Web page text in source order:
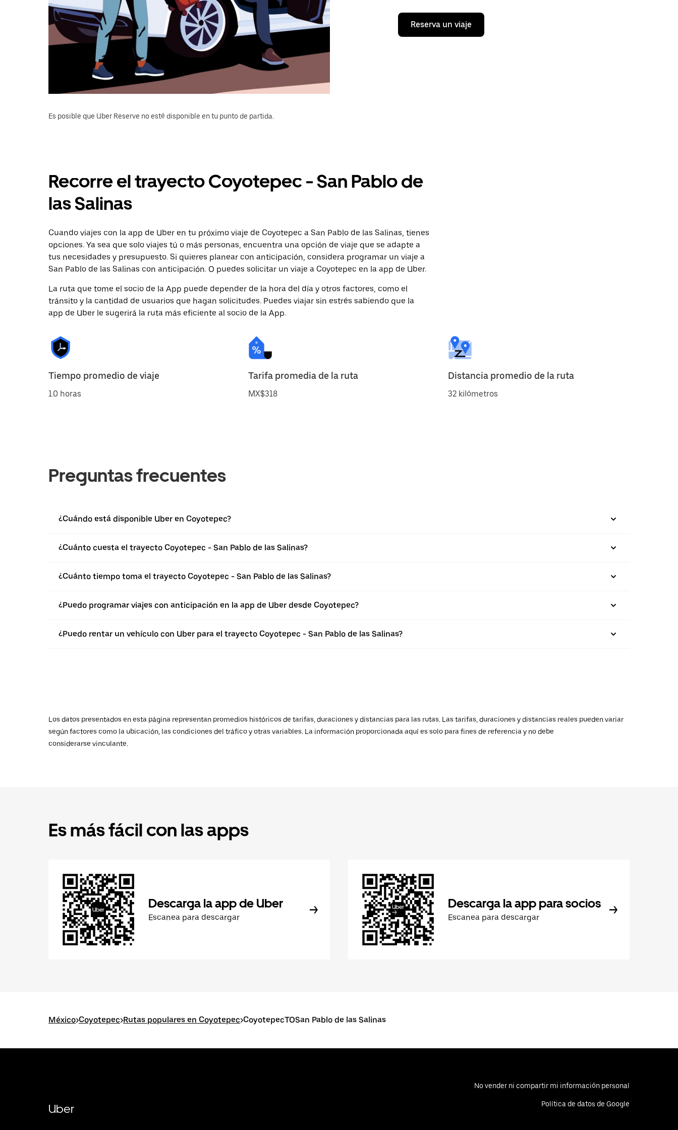
Reserva un viaje
Es posible que Uber Reserve no esté disponible en tu punto de partida.
Recorre el trayecto Coyotepec - San Pablo de
las Salinas
Cuando viajes con la app de Uber en tu próximo viaje de Coyotepec a San Pablo de las Salinas, tienes
opciones. Ya sea que solo viajes tú o más personas, encuentra una opción de viaje que se adapte a
tus necesidades y presupuesto. Si quieres planear con anticipación, considera programar un viaje a
San Pablo de las Salinas con anticipación. O puedes solicitar un viaje a Coyotepec en la app de Uber.
La ruta que tome el socio de la App puede depender de la hora del día y otros factores, como el
tránsito y la cantidad de usuarios que hagan solicitudes. Puedes viajar sin estrés sabiendo que la
app de Uber le sugerirá la ruta más eficiente al socio de la App.
Tiempo promedio de viaje
1.0 horas
Tarifa promedia de la ruta
MX$318
Distancia promedio de la ruta
32 kilómetros
Preguntas frecuentes
¿Cuándo está disponible Uber en Coyotepec?
¿Cuánto cuesta el trayecto Coyotepec - San Pablo de las Salinas?
¿Cuánto tiempo toma el trayecto Coyotepec - San Pablo de las Salinas?
¿Puedo programar viajes con anticipación en la app de Uber desde Coyotepec?
¿Puedo rentar un vehículo con Uber para el trayecto Coyotepec - San Pablo de las Salinas?
Los datos presentados en esta página representan promedios históricos de tarifas, duraciones y distancias para las rutas. Las tarifas, duraciones y distancias reales pueden variar
según factores como la ubicación, las condiciones del tráfico y otras variables. La información proporcionada aquí es solo para fines de referencia y no debe
considerarse vinculante.
Es más fácil con las apps
Descarga la app de Uber
Escanea para descargar
Descarga la app para socios
Escanea para descargar
México>Coyotepec>Rutas populares en Coyotepec>CoyotepecTOSan Pablo de las Salinas
Uber
No vender ni compartir mi información personal
Política de datos de Google